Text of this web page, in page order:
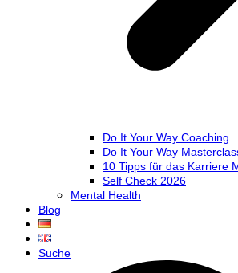
Do It Your Way Coaching
Do It Your Way
10 Tipps für das Karriere
Self Check 2026
Mental Health
Blog
Suche